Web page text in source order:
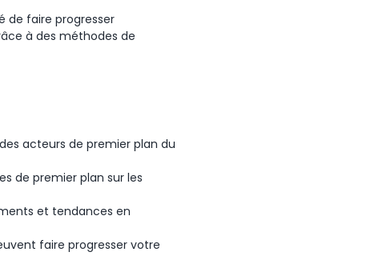
de faire progresser
à des méthodes de
acteurs de premier plan du
de premier plan sur les
et tendances en
faire progresser votre